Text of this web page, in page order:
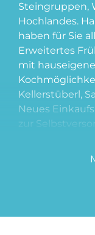
Steingruppen,
Hochlandes.
haben für Sie
Erweitertes
mit
Kellerstüberl,
Neues
zur